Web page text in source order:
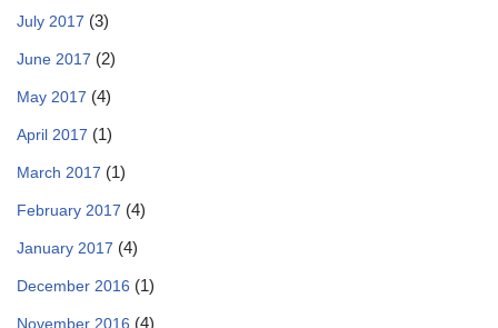
July 2017 (3)
June 2017 (2)
May 2017 (4)
April 2017 (1)
March 2017 (1)
February 2017 (4)
January 2017 (4)
December 2016 (1)
November 2016 (4)